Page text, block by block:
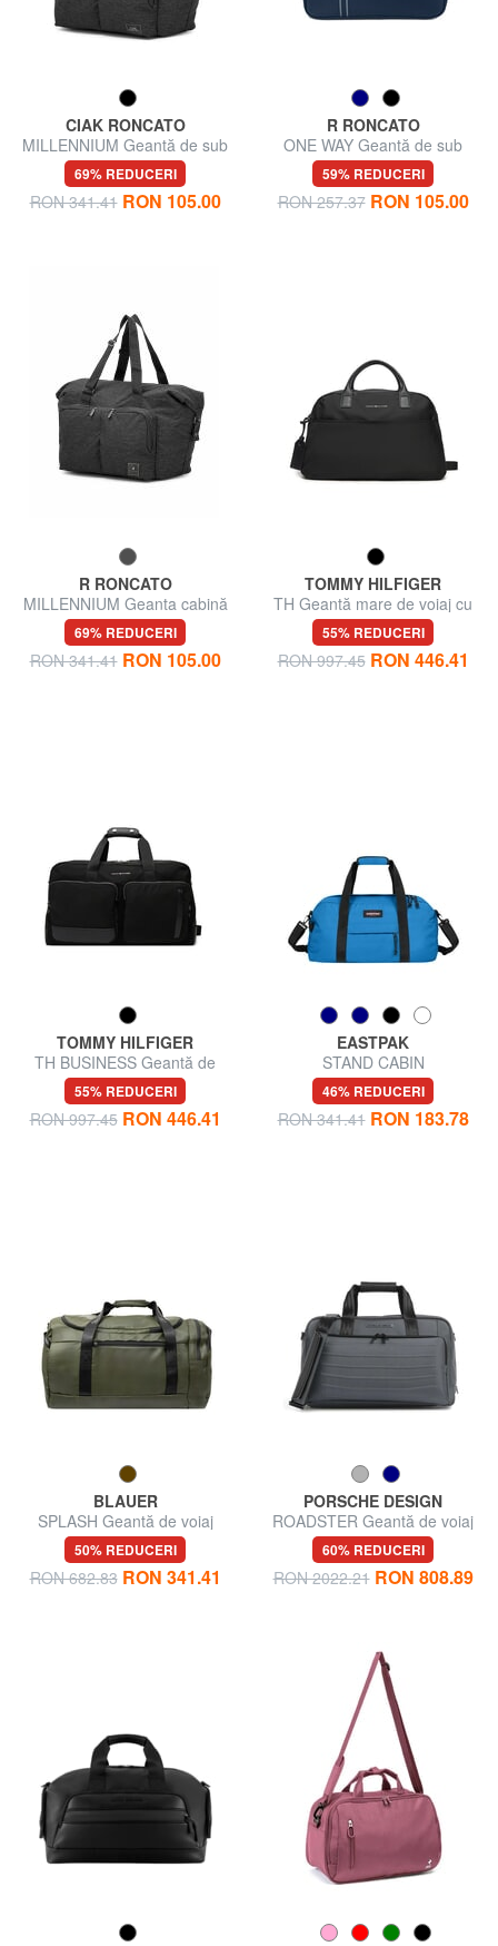
CIAK RONCATO
MILLENNIUM Geantă de sub
scaun
69% REDUCERI
RON 341.41 RON 105.00
R RONCATO
ONE WAY Geantă de sub
scaun
59% REDUCERI
RON 257.37 RON 105.00
R RONCATO
MILLENNIUM Geanta cabină
sub scaun
69% REDUCERI
RON 341.41 RON 105.00
TOMMY HILFIGER
TH Geantă mare de voiaj cu
curea de umăr
55% REDUCERI
RON 997.45 RON 446.41
TOMMY HILFIGER
TH BUSINESS Geantă de
voiaj din nailon cu curea de
umăr
55% REDUCERI
RON 997.45 RON 446.41
EASTPAK
STAND CABIN
46% REDUCERI
RON 341.41 RON 183.78
BLAUER
SPLASH Geantă de voiaj
50% REDUCERI
RON 682.83 RON 341.41
PORSCHE DESIGN
ROADSTER Geantă de voiaj
cu curea de umăr
60% REDUCERI
RON 2022.21 RON 808.89